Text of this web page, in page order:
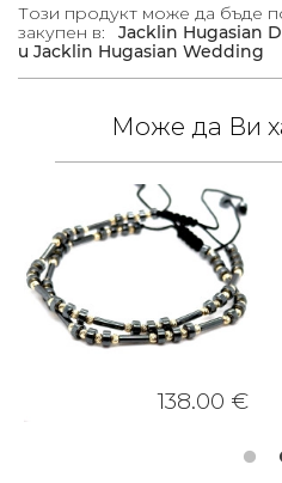
Този продукт може да бъде
закупен в:
Jacklin Hugasian
и Jacklin Hugasian Wedding
Може да Ви
138.00 €